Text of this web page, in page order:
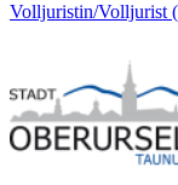
Volljuristin/Volljurist